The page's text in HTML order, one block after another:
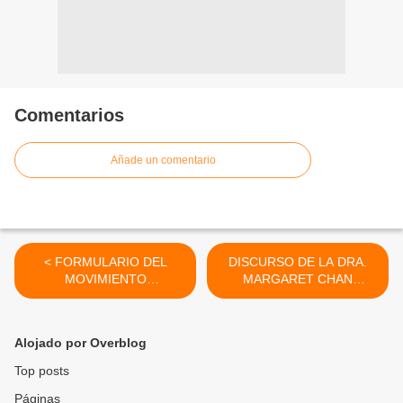
Comentarios
Añade un comentario
< FORMULARIO DEL
MOVIMIENTO
HOSPITALARIO
VENEZUELA (PARTE II)
DISCURSO DE LA DRA.
MARGARET CHAN
DIRECTORA OMS EN LA
Alojado por Overblog
Top posts
Páginas